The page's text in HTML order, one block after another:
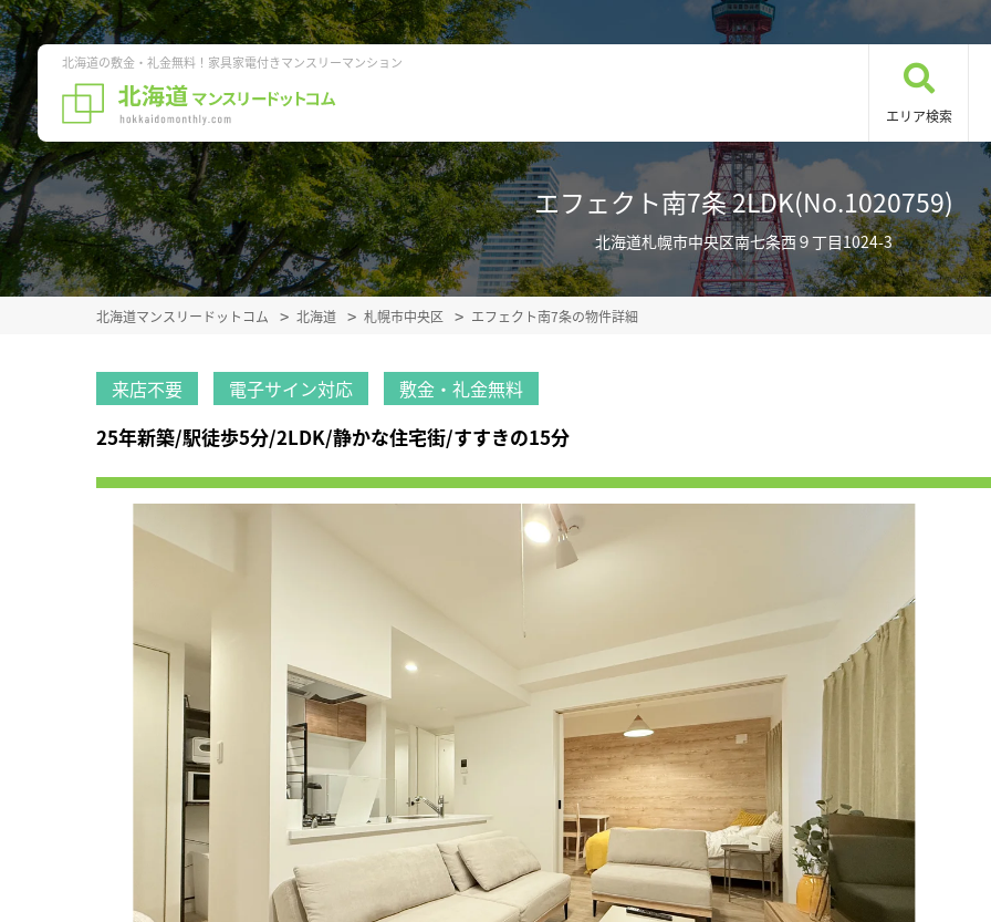
北海道の敷金・礼金無料！家具家電付きマンスリーマンション
エリア検索
エフェクト南7条 2LDK(No.1020759)
北海道札幌市中央区南七条西９丁目1024-3
北海道マンスリードットコム 北海道 札幌市中央区 エフェクト南7条の物件詳細
来店不要 電子サイン対応 敷金・礼金無料
25年新築/駅徒歩5分/2LDK/静かな住宅街/すすきの15分